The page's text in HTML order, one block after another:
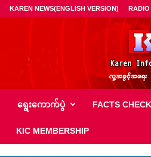
KAREN NEWS(ENGLISH VERSION) RADIO
ရွေး‌ကောက်ပွဲ FACTS
KIC MEMBERSHIP